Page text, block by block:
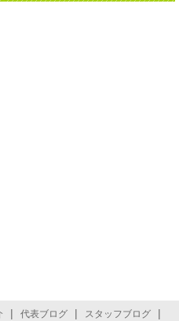
| 代表ブログ | スタッフブログ |